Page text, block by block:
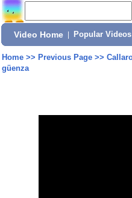
Video Home Popular Videos
Home>> Previous Page>>
güenza